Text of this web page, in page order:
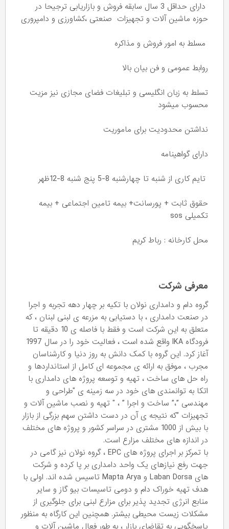
دارای حداقل 3 سال سابقه فروش و بازاریابی ترجیحا در
حوزه ماشین آلات و تجهیزات صنعتی ،کشاورزی و دامپروری
مسلط به امور فروش و مذاکره
روابط عمومی و فن بیان بالا
تسلط به زبان انگلیسی و تبلیغات فضای مجازی نیز مزیت
محسوب میشود
نداشتن محدودیت برای ماموریت
دارای گواهینامه
تایم کاری از شنبه تا چهارشنبه 8-5 پنج شنبه 8-12ظهر
حقوق ثابت + پورسانت+ بیمه تامین اجتماعی + بیمه
تکمیلی sos
محل کارخانه : رباط کریم
معرفی شرکت
گروه دام و دامداری نولان با تکیه بر چهار دهه تجربه و اجرا
در صنعت دامداری ، با دستیابی به مزرعه ی لبنی لبنان ، که
متعلق به این شرکت است و فقط با فاصله ی 10 دقیقه تا
فرودگاه IKA واقع شده است ، فعالیت خود را در سال 1997
آغاز کرد. این گروه با کمک دانش به روز دنیا و کارشناسان
مجرب ، موفق به ارائه ی مجموعه ای کامل از استانداردها و
راه حل های ساخت ، تهیه و توسعه پروژه های دامداری با
اتکا به توانمندی های خود در سه زمینه ی "طراحی و
مهندسی ”،” ساخت و اجرا ” ، " تهیه و نصب ماشین آلات و
تجهیزات ”که نتیجه ی آن در دست داشتن سهم بزرگی از بازار
با بیش از 1000 مشتری در سراسر کشور و پروژه های مختلف
در اندازه های مختلف مزارع است.
با تمرکز بر اجرای پروژه های EPC ، گروه نولان نیز گامی در
جهت رفع نیازهای یک واحد دامداری بر پا کرده و شرکت
های Laban Dorsa و Mapta Arya تاسیس شده اند. اولی با
هدف تهیه خوراک دام و دومی تاسیسات بیو گاز و سایر
منابع انرژی تجدید پذیر برای مزارع لبنی برای جلوگیری از
مشکلات زیست محیطی بیشتر. همچنین این کارگاه به منظور
پاسخگویی به تقاضای بازار ، به طور فعال ماشین آلات و